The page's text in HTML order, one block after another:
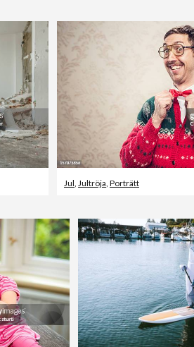
Jul Jultröja ,Porträtt